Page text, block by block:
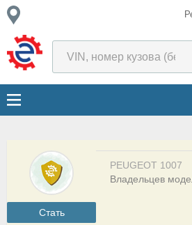
Cтать
PEUGEOT 1007
Владельцев